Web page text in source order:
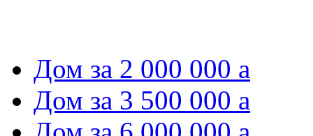
Дом за 2 000 000 a
Дом за 3 500 000 a